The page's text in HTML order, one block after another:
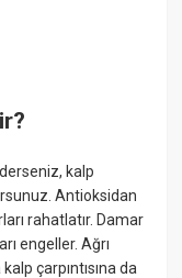
kalp
Antioksidan
rahatlatır. Damar
engeller. Ağrı
çarpıntısına da